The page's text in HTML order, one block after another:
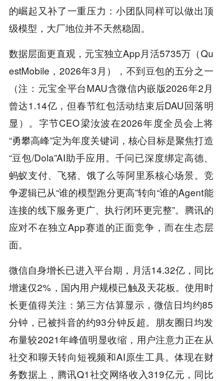
的崛起又补了一重压力：小团队同样可以做出顶
级模型，大厂地位并不天然稳固。
数据层面更直观，元宝独立App月活5735万（Qu
estMobile，2026年3月），不到豆包的五分之一
（注：元宝全平台MAU含微信内嵌版2026年2月
曾达1.14亿，但春节红包活动结束后DAU回落明
显）。字节CEO梁汝波在2026年度全员会上将
“勇攀高峰”定为年度关键词，核心目标是聚焦打造
“豆包/Dola”AI助手应用。千问已深度绑定高德、
蚂蚁支付、飞猪、饿了么等阿里系核心场景。竞
争逻辑已从“谁的模型跑分更高”转向“谁的Agent能
连接的线下服务更广、执行闭环更完整”。腾讯的
应对不在独立App赛道的正面竞争，而在生态层
面。
微信自身增长已进入平台期，月活14.32亿，同比
增速仅2%，国内用户规模已触及天花板。使用时
长更值得关注：第三方估算显示，微信日均约85
分钟，已被抖音的约93分钟反超。朋友圈日均发
布量较2021年峰值明显收缩，用户注意力正在从
社交和聊天转向短视频和AI原生工具。体现在财
务数据上，腾讯Q1社交网络收入319亿元，同比